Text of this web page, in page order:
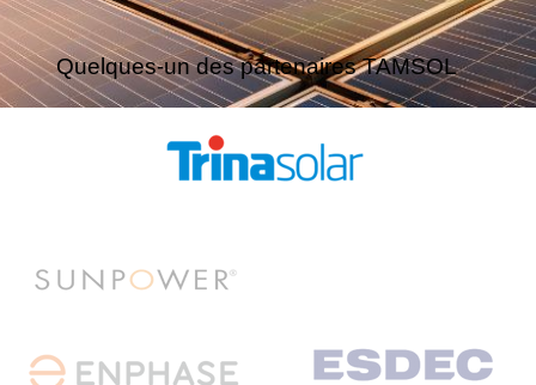
Quelques-un des partenaires TAMSOL